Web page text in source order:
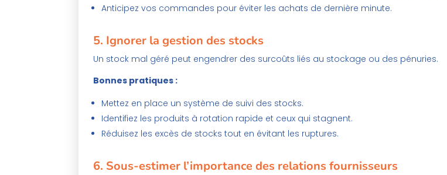
Anticipez vos commandes pour éviter les achats de dernière minute.
5. Ignorer la gestion des stocks
Un stock mal géré peut engendrer des surcoûts liés au stockage ou des pénuries.
Bonnes pratiques :
Mettez en place un système de suivi des stocks.
Identifiez les produits à rotation rapide et ceux qui stagnent.
Réduisez les excès de stocks tout en évitant les ruptures.
6. Sous-estimer l’importance des relations fournisseurs